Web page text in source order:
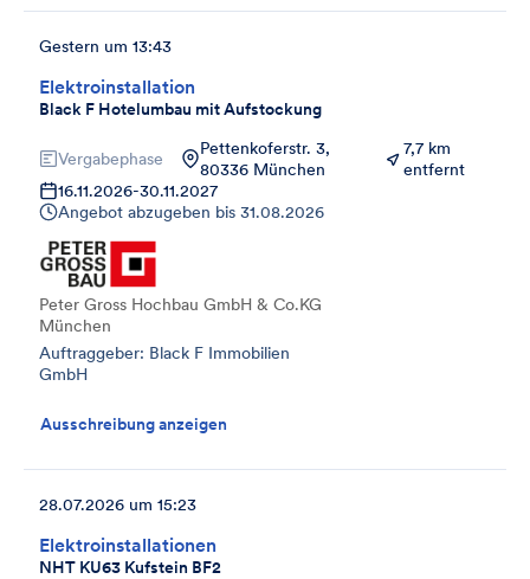
Elektroinstallation
Black F Hotelumbau mit Aufstockung
Gestern um 13:43
Vergabephase
Pettenkoferstr. 3,
80336 München
7,7 km
entfernt
16.11.2026-30.11.2027
Angebot abzugeben bis 31.08.2026
Peter Gross Hochbau GmbH & Co.KG
München
Auftraggeber: Black F Immobilien
GmbH
Ausschreibung anzeigen
Elektroinstallationen
NHT KU63 Kufstein BF2
28.07.2026 um 15:23